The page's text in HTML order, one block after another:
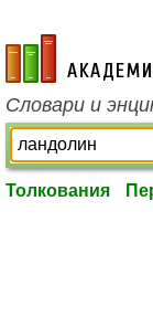
academic.ru
Словари и
Толкования